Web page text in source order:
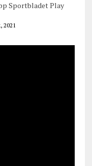
Sportbladet Play
2021